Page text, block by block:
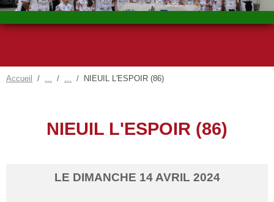
Accueil NIEUIL L'ESPOIR (86)
NIEUIL L'ESPOIR (86)
LE DIMANCHE 14 AVRIL 2024